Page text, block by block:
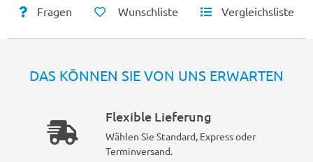
Fragen Wunschliste Vergleichsliste
DAS KÖNNEN SIE VON UNS ERWARTEN
Flexible Lieferung
Wählen Sie Standard, Express oder
Terminversand.